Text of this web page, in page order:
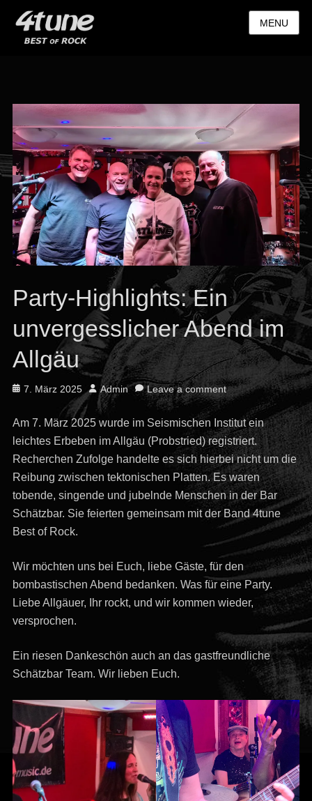
MENU
Party-Highlights: Ein
unvergesslicher Abend im
Allgäu
Posted
7. März 2025 Author
Admin Leave a comment
Am 7. März 2025 wurde im Seismischen Institut ein
leichtes Erbeben im Allgäu (Probstried) registriert.
Recherchen Zufolge handelte es sich hierbei nicht um die
Reibung zwischen tektonischen Platten. Es waren
tobende, singende und jubelnde Menschen in der Bar
Schätzbar. Sie feierten gemeinsam mit der Band 4tune
Best of Rock.
Wir möchten uns bei Euch, liebe Gäste, für den
bombastischen Abend bedanken. Was für eine Party.
Liebe Allgäuer, Ihr rockt, und wir kommen wieder,
versprochen.
Ein riesen Dankeschön auch an das gastfreundliche
Schätzbar Team. Wir lieben Euch.